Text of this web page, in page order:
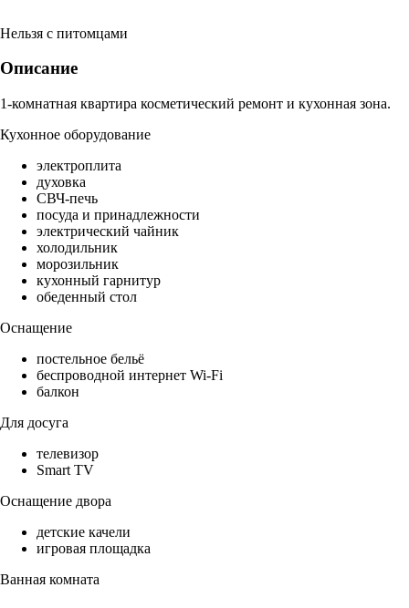
Нельзя с питомцами
Описание
1-комнатная квартира косметический ремонт и кухонная зона.
Кухонное оборудование
электроплита
духовка
СВЧ-печь
посуда и принадлежности
электрический чайник
холодильник
морозильник
кухонный гарнитур
обеденный стол
Оснащение
постельное бельё
беспроводной интернет Wi-Fi
балкон
Для досуга
телевизор
Smart TV
Оснащение двора
детские качели
игровая площадка
Ванная комната